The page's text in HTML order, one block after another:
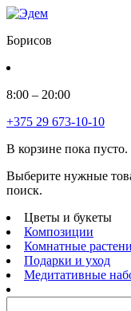
Борисов
8:00 – 20:00
+375 29 673-10-10
В корзине пока пусто.
Выберите нужные
поиск.
Цветы и букеты
Композиции
Комнатные
Подарки и уход
Медитативные